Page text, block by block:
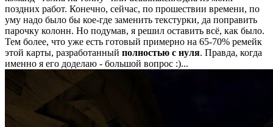
поздних работ. Конечно, сейчас, по прошествии времени, по
уму надо было бы кое-где заменить текстурки, да поправить
парочку колонн. Но подумав, я решил оставить всё, как было.
Тем более, что уже есть готовый примерно на 65-70% ремейк
этой карты, разработанный полностью с нуля. Правда, когда
именно я его доделаю - большой вопрос :)...